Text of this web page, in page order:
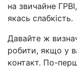
на звичайне
якась слабкість.
Давайте ж
робити, якщо у
контакт. По-